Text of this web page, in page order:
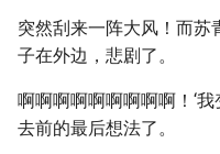
突然刮来一阵大风！而苏
子在外边，悲剧了。
啊啊啊啊啊啊啊啊啊！‘
去前的最后想法了。